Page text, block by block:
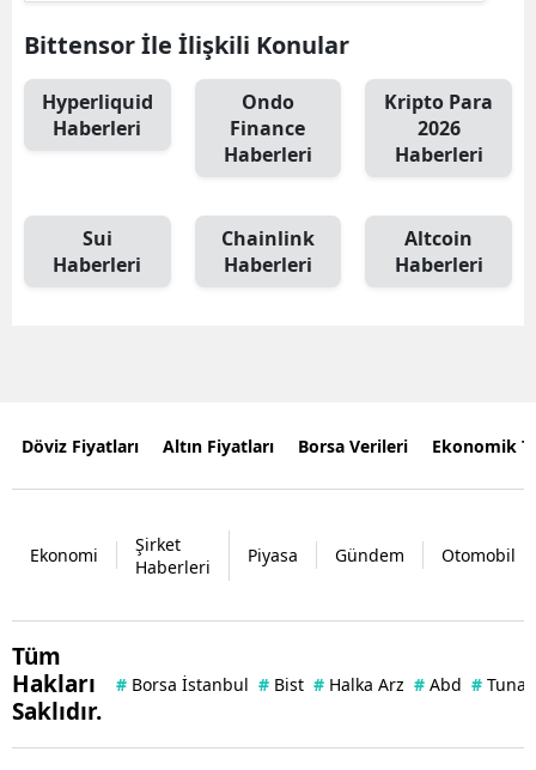
Bittensor İle İlişkili Konular
Hyperliquid
Haberleri
Ondo
Finance
Haberleri
Kripto Para
2026
Haberleri
Sui
Haberleri
Chainlink
Haberleri
Altcoin
Haberleri
Döviz Fiyatları Altın Fiyatları Borsa Verileri Ekonomik
Ekonomi
Şirket
Haberleri
Piyasa Gündem Otomobil
Tüm
Hakları
Saklıdır.
# Borsa İstanbul # Bist # Halka Arz # Abd # Tuna